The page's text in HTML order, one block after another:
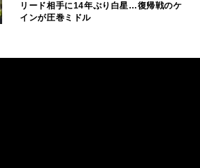
リード相手に14年ぶり白星…復帰戦のケ
インが圧巻ミドル